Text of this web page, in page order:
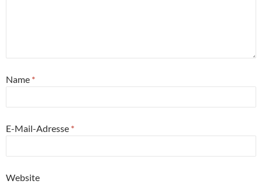
Name *
E-Mail-Adresse *
Website